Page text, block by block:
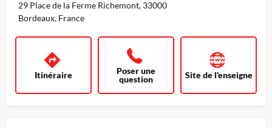
29 Place de la Ferme Richemont, 33000
Bordeaux, France
Itinéraire
Poser une
question
Site de l'enseigne